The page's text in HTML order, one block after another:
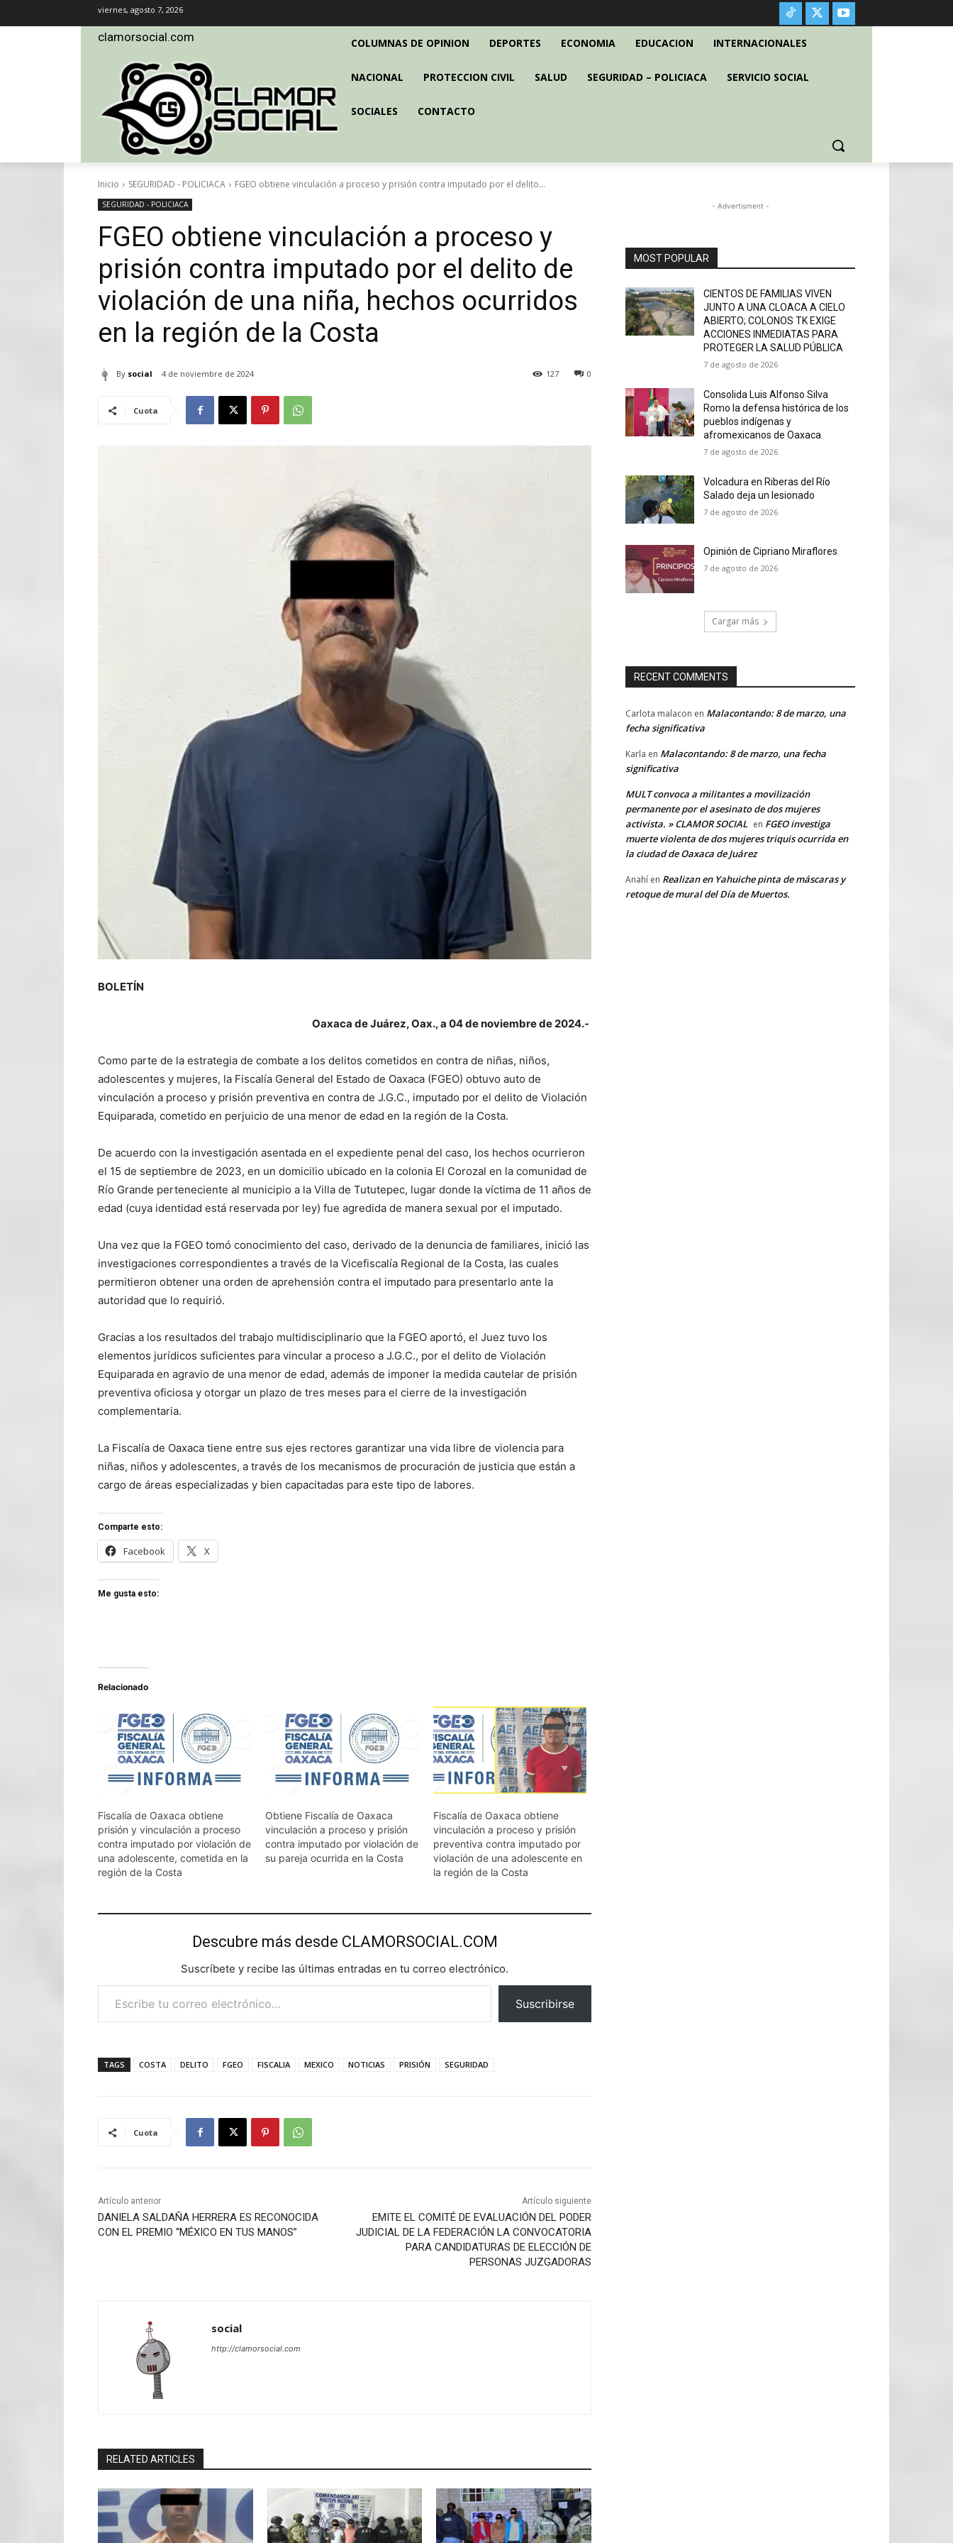
viernes, agosto 7, 2026
clamorsocial.com COLUMNAS DE OPINION DEPORTES ECONOMIA EDUCACION INTERNACIONALES
NACIONAL PROTECCION CIVIL SALUD SEGURIDAD – POLICIACA SERVICIO SOCIAL
SOCIALES CONTACTO
Inicio SEGURIDAD - POLICIACA FGEO obtiene vinculación a proceso y prisión contra imputado por el delito...
SEGURIDAD - POLICIACA
FGEO obtiene vinculación a proceso y
prisión contra imputado por el delito de
violación de una niña, hechos ocurridos
en la región de la Costa
By social 4 de noviembre de 2024 0
127
Cuota
BOLETÍN
Oaxaca de Juárez, Oax., a 04 de noviembre de 2024.-
Como parte de la estrategia de combate a los delitos cometidos en contra de niñas, niños,
adolescentes y mujeres, la Fiscalía General del Estado de Oaxaca (FGEO) obtuvo auto de
vinculación a proceso y prisión preventiva en contra de J.G.C., imputado por el delito de Violación
Equiparada, cometido en perjuicio de una menor de edad en la región de la Costa.
De acuerdo con la investigación asentada en el expediente penal del caso, los hechos ocurrieron
el 15 de septiembre de 2023, en un domicilio ubicado en la colonia El Corozal en la comunidad de
Río Grande perteneciente al municipio a la Villa de Tututepec, lugar donde la víctima de 11 años de
edad (cuya identidad está reservada por ley) fue agredida de manera sexual por el imputado.
Una vez que la FGEO tomó conocimiento del caso, derivado de la denuncia de familiares, inició las
investigaciones correspondientes a través de la Vicefiscalía Regional de la Costa, las cuales
permitieron obtener una orden de aprehensión contra el imputado para presentarlo ante la
autoridad que lo requirió.
Gracias a los resultados del trabajo multidisciplinario que la FGEO aportó, el Juez tuvo los
elementos jurídicos suficientes para vincular a proceso a J.G.C., por el delito de Violación
Equiparada en agravio de una menor de edad, además de imponer la medida cautelar de prisión
preventiva oficiosa y otorgar un plazo de tres meses para el cierre de la investigación
complementaria.
La Fiscalía de Oaxaca tiene entre sus ejes rectores garantizar una vida libre de violencia para
niñas, niños y adolescentes, a través de los mecanismos de procuración de justicia que están a
cargo de áreas especializadas y bien capacitadas para este tipo de labores.
Comparte esto:
Facebook X
Me gusta esto:
Relacionado
Fiscalía de Oaxaca obtiene
prisión y vinculación a proceso
contra imputado por violación de
una adolescente, cometida en la
región de la Costa
Obtiene Fiscalía de Oaxaca
vinculación a proceso y prisión
contra imputado por violación de
su pareja ocurrida en la Costa
Fiscalía de Oaxaca obtiene
vinculación a proceso y prisión
preventiva contra imputado por
violación de una adolescente en
la región de la Costa
Descubre más desde CLAMORSOCIAL.COM
Suscríbete y recibe las últimas entradas en tu correo electrónico.
Escribe tu correo electrónico…
Suscribirse
TAGS COSTA DELITO FGEO FISCALIA MEXICO NOTICIAS PRISIÓN SEGURIDAD
Cuota
Artículo anterior
DANIELA SALDAÑA HERRERA ES RECONOCIDA
CON EL PREMIO “MÉXICO EN TUS MANOS”
Artículo siguiente
EMITE EL COMITÉ DE EVALUACIÓN DEL PODER
JUDICIAL DE LA FEDERACIÓN LA CONVOCATORIA
PARA CANDIDATURAS DE ELECCIÓN DE
PERSONAS JUZGADORAS
social
http://clamorsocial.com
RELATED ARTICLES
- Advertisment -
MOST POPULAR
CIENTOS DE FAMILIAS VIVEN
JUNTO A UNA CLOACA A CIELO
ABIERTO; COLONOS TK EXIGE
ACCIONES INMEDIATAS PARA
PROTEGER LA SALUD PÚBLICA
7 de agosto de 2026
Consolida Luis Alfonso Silva
Romo la defensa histórica de los
pueblos indígenas y
afromexicanos de Oaxaca
7 de agosto de 2026
Volcadura en Riberas del Río
Salado deja un lesionado
7 de agosto de 2026
Opinión de Cipriano Miraflores
7 de agosto de 2026
Cargar más
RECENT COMMENTS
Carlota malacon en Malacontando: 8 de marzo, una
fecha significativa
Karla en Malacontando: 8 de marzo, una fecha
significativa
MULT convoca a militantes a movilización
permanente por el asesinato de dos mujeres
activista. » CLAMOR SOCIAL en FGEO investiga
muerte violenta de dos mujeres triquis ocurrida en
la ciudad de Oaxaca de Juárez
Anahí en Realizan en Yahuiche pinta de máscaras y
retoque de mural del Día de Muertos.